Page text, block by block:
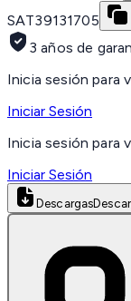
SAT39131705
3 años de
Inicia sesión para
Iniciar Sesión
Inicia sesión para
Iniciar Sesión
Descargas